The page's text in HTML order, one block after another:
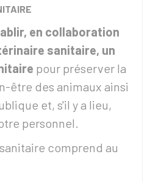
en collaboration
sanitaire, un
pour préserver la
être des animaux ainsi
et, s'il y a lieu,
personnel.
comprend au